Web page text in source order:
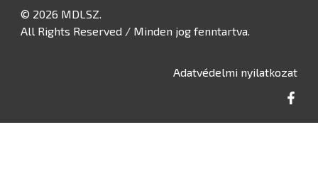
© 2026 MDLSZ.
All Rights Reserved / Minden jog fenntartva.
Adatvédelmi nyilatkozat